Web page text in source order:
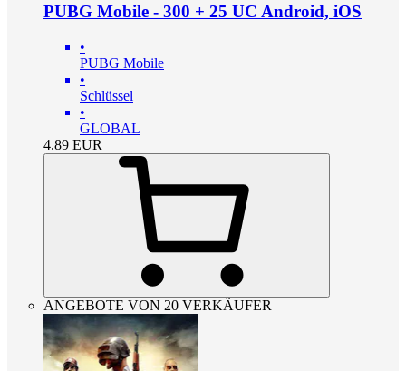
PUBG Mobile - 300 + 25 UC Android, iOS
•
PUBG Mobile
•
Schlüssel
•
GLOBAL
4.89 EUR
ANGEBOTE VON 20 VERKÄUFER